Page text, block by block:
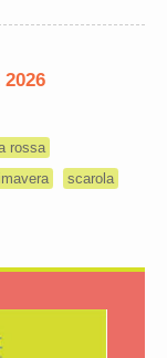
2026
rossa
scarola